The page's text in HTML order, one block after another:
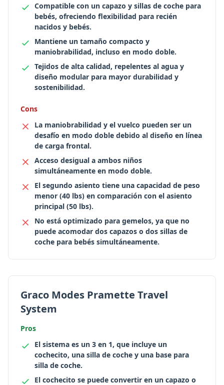
Compatible con un capazo y sillas de coche para
bebés, ofreciendo flexibilidad para recién
nacidos y bebés.
Mantiene un tamaño compacto y
maniobrabilidad, incluso en modo doble.
Tejidos de alta calidad, repelentes al agua y
diseño modular para mayor durabilidad y
sostenibilidad.
Cons
La maniobrabilidad y el vuelco pueden ser un
desafío en modo doble debido al diseño en línea
de carga frontal.
Acceso desigual a ambos niños
simultáneamente en modo doble.
El segundo asiento tiene una capacidad de peso
menor (40 lbs) en comparación con el asiento
principal (50 lbs).
No está optimizado para gemelos, ya que no
puede acomodar dos capazos o dos sillas de
coche para bebés simultáneamente.
Graco Modes Pramette Travel
System
Pros
El sistema es un 3 en 1, que incluye un
cochecito, una silla de coche y una base para
silla de coche.
El cochecito se puede convertir en un capazo o